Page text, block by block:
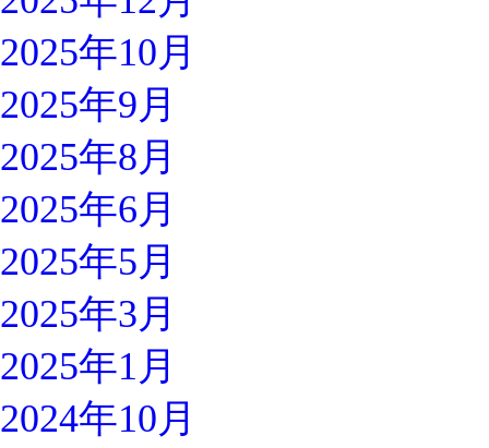
2025年10月
2025年9月
2025年8月
2025年6月
2025年5月
2025年3月
2025年1月
2024年10月